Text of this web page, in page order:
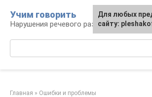
контенту
Учим говорить
Нарушения речевого развития
Главная » Ошибки и проблемы
Для любых
сайту: